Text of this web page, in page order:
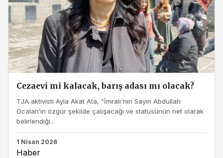
Cezaevi mi kalacak, barış adası mı olacak?
TJA aktivisti Ayla Akat Ata, “İmralı'nın Sayın Abdullah
Öcalan’ın özgür şekilde çalışacağı ve statüsünün net olarak
belirlendiği...
1 Nisan 2026
Haber